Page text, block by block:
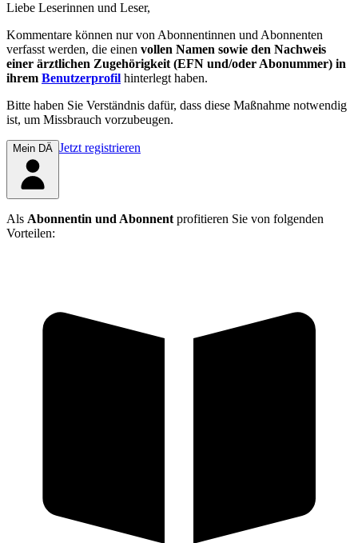
Liebe Leserinnen und Leser,
Kommentare können nur von Abonnentinnen und Abonnenten
verfasst werden, die einen vollen Namen sowie den Nachweis
einer ärztlichen Zugehörigkeit (EFN und/oder Abonummer) in
ihrem Benutzerprofil hinterlegt haben.
Bitte haben Sie Verständnis dafür, dass diese Maßnahme notwendig
ist, um Missbrauch vorzubeugen.
Mein DÄ Jetzt registrieren
Als Abonnentin und Abonnentprofitieren Sie von folgenden
Vorteilen: